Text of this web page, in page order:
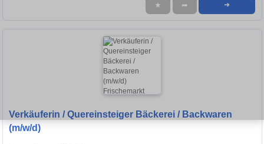
★ ➦ ➜
Verkäuferin / Quereinsteiger Bäckerei / Backwaren
(m/w/d)